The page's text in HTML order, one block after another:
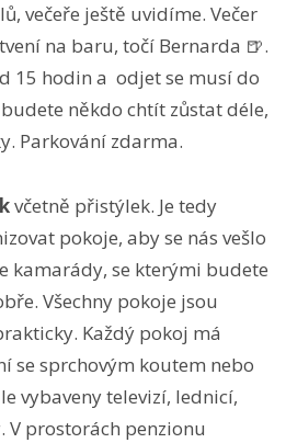
večeře ještě uvidíme. Večer
na baru, točí Bernarda 🍺.
15 hodin a odjet se musí do
někdo chtít zůstat déle,
Parkování zdarma.
včetně přistýlek. Je tedy
pokoje, aby se nás vešlo
kamarády, se kterými budete
Všechny pokoje jsou
Každý pokoj má
se sprchovým koutem nebo
vybaveny televizí, lednicí,
prostorách penzionu